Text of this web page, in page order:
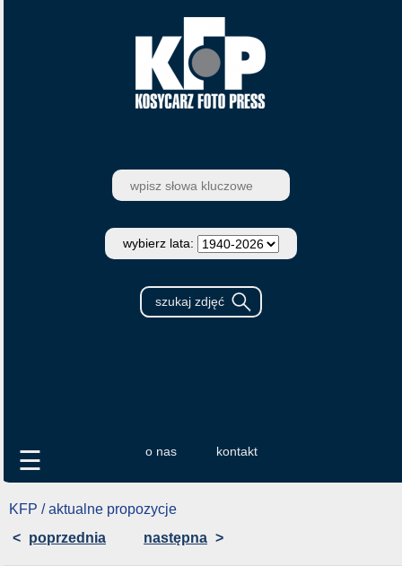
wybierz lata:
o nas kontakt
☰
KFP / aktualne propozycje
< poprzednia następna >